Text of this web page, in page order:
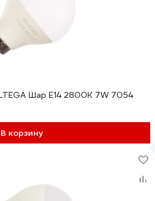
Шар Е14 2800К 7W 7054
В корзину